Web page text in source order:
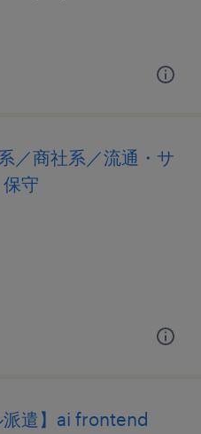
／商社系／流通・サ
守
派遣】ai frontend